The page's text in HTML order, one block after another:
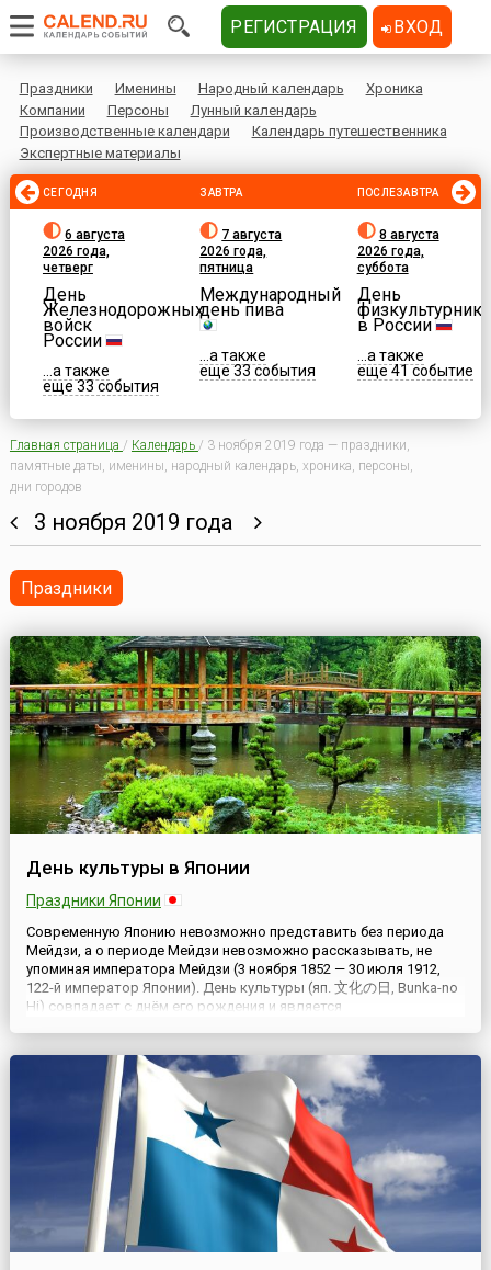
Праздники Именины Народный календарь
Хроника
Компании
Персоны
Лунный календарь
Производственные календари
Календарь путешественника
Экспертные материалы
СЕГОДНЯ
6 августа
2026 года,
четверг
День
Железнодорожных
войск
России
...а также
еще 33 события
ЗАВТРА
7 августа
2026 года,
пятница
Международный
день пива
...а также
еще 33 события
ПОСЛЕЗАВТРА
8 августа
2026 года,
суббота
День
физкультурника
в России
...а также
еще 41 событие
Главная страница / Календарь / 3 ноября 2019 года — праздники,
памятные даты, именины, народный календарь, хроника, персоны,
дни городов
3 ноября 2019 года
Праздники
День культуры в Японии
Праздники Японии
Современную Японию невозможно представить без периода
Мейдзи, а о периоде Мейдзи невозможно рассказывать, не
упоминая императора Мейдзи (3 ноября 1852 — 30 июля 1912,
122-й император Японии). День культуры (яп. 文化の日, Bunka-no
Hi) совпадает с днём его рождения и является
символизиров...
РЕГИСТРАЦИЯ ВХОД